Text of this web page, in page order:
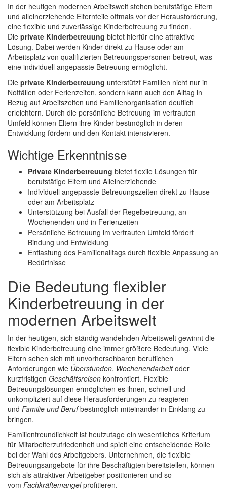
In der heutigen modernen Arbeitswelt stehen berufstätige Eltern
und alleinerziehende Elternteile oftmals vor der Herausforderung,
eine flexible und zuverlässige Kinderbetreuung zu finden.
Die private Kinderbetreuung bietet hierfür eine attraktive
Lösung. Dabei werden Kinder direkt zu Hause oder am
Arbeitsplatz von qualifizierten Betreuungspersonen betreut, was
eine individuell angepasste Betreuung ermöglicht.
Die private Kinderbetreuung unterstützt Familien nicht nur in
Notfällen oder Ferienzeiten, sondern kann auch den Alltag in
Bezug auf Arbeitszeiten und Familienorganisation deutlich
erleichtern. Durch die persönliche Betreuung im vertrauten
Umfeld können Eltern ihre Kinder bestmöglich in deren
Entwicklung fördern und den Kontakt intensivieren.
Wichtige Erkenntnisse
Private Kinderbetreuung bietet flexile Lösungen für
berufstätige Eltern und Alleinerziehende
Individuell angepasste Betreuungszeiten direkt zu Hause
oder am Arbeitsplatz
Unterstützung bei Ausfall der Regelbetreuung, an
Wochenenden und in Ferienzeiten
Persönliche Betreuung im vertrauten Umfeld fördert
Bindung und Entwicklung
Entlastung des Familienalltags durch flexible Anpassung an
Bedürfnisse
Die Bedeutung flexibler
Kinderbetreuung in der
modernen Arbeitswelt
In der heutigen, sich ständig wandelnden Arbeitswelt gewinnt die
flexible Kinderbetreuung eine immer größere Bedeutung. Viele
Eltern sehen sich mit unvorhersehbaren beruflichen
Anforderungen wie Überstunden, Wochenendarbeitoder
kurzfristigen Geschäftsreisen konfrontiert. Flexible
Betreuungslösungen ermöglichen es ihnen, schnell und
unkompliziert auf diese Herausforderungen zu reagieren
und Familie und Berufbestmöglich miteinander in Einklang zu
bringen.
Familienfreundlichkeit ist heutzutage ein wesentliches Kriterium
für Mitarbeiterzufriedenheit und spielt eine entscheidende Rolle
bei der Wahl des Arbeitgebers. Unternehmen, die flexible
Betreuungsangebote für ihre Beschäftigten bereitstellen, können
sich als attraktiver Arbeitgeber positionieren und so
vom Fachkräftemangelprofitieren.